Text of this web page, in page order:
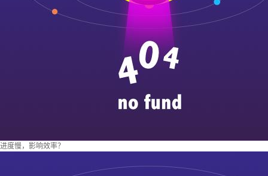
进度慢，影响效率？